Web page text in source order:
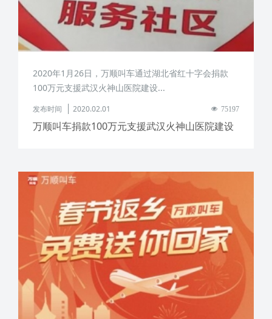
2020年1月26日，万顺叫车通过湖北省红十字会捐款
100万元支援武汉火神山医院建设...
发布时间 2020.02.01 75197
万顺叫车捐款100万元支援武汉火神山医院建设